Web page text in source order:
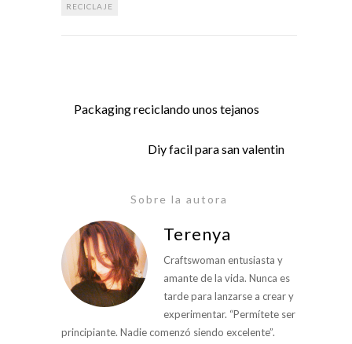
RECICLAJE
Packaging reciclando unos tejanos
Diy facil para san valentin
Sobre la autora
Terenya
Craftswoman entusiasta y
amante de la vida. Nunca es
tarde para lanzarse a crear y
experimentar. “Permítete ser
principiante. Nadie comenzó siendo excelente”.